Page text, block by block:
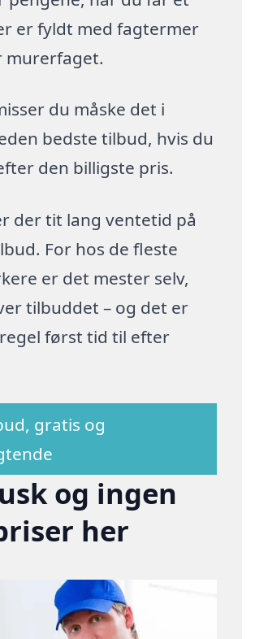
er fyldt med fagtermer
murerfaget.
du måske det i
bedste tilbud, hvis du
den billigste pris.
der tit lang ventetid på
For hos de fleste
er det mester selv,
tilbuddet – og det er
først tid til efter
gratis og
og ingen
her